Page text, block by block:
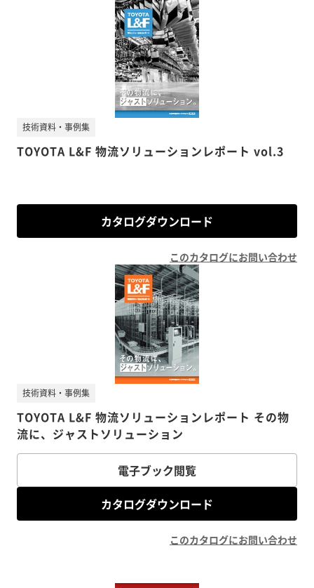
TOYOTA L&F 物流ソリューションレポート vol.3
技術資料・事例集
カタログダウンロード
このカタログにお問い合わせ
TOYOTA L&F 物流ソリューションレポート その物
流に、ジャストソリューション
技術資料・事例集
電子ブック閲覧
カタログダウンロード
このカタログにお問い合わせ